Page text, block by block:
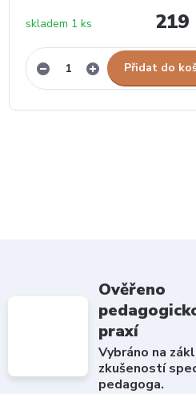
219
skladem 1 ks
Přidat do
Ověřeno
praxí
Vybráno na
zkušeností
pedagoga.